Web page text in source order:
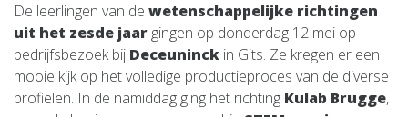
De leerlingen van de wetenschappelijke richtingen
uit het zesde jaar gingen op donderdag 12 mei op
bedrijfsbezoek bij Deceuninck in Gits. Ze kregen er een
mooie kijk op het volledige productieproces van de diverse
profielen. In de namiddag ging het richting Kulab Brugge,